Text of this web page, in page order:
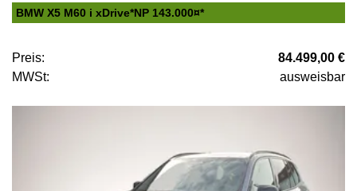
BMW X5 M60 i xDrive*NP 143.000¤*
Preis:
84.499,00 €
MWSt:
ausweisbar